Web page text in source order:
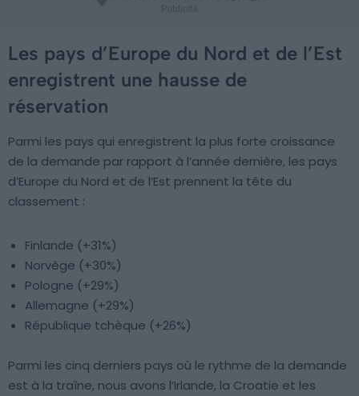
Les pays d’Europe du Nord et de l’Est
enregistrent une hausse de
réservation
Parmi les pays qui enregistrent la plus forte croissance
de la demande par rapport à l’année dernière, les pays
d’Europe du Nord et de l’Est prennent la tête du
classement :
Finlande (+31%)
Norvège (+30%)
Pologne (+29%)
Allemagne (+29%)
République tchèque (+26%)
Parmi les cinq derniers pays où le rythme de la demande
est à la traîne, nous avons l’Irlande, la Croatie et les